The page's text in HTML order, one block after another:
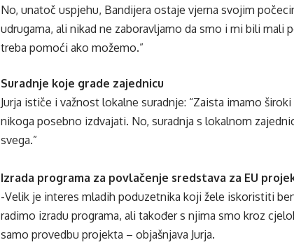
No, unatoč uspjehu, Bandijera ostaje vjerna svojim
udrugama, ali nikad ne zaboravljamo da smo i mi bili mali
treba pomoći ako možemo.”
Suradnje koje grade zajednicu
Jurja ističe i važnost lokalne suradnje: “Zaista imamo
nikoga posebno izdvajati. No, suradnja s lokalnom
svega.”
Izrada programa za povlačenje sredstava za EU
-Velik je interes mladih poduzetnika koji žele iskoristiti
radimo izradu programa, ali također s njima smo kroz
samo provedbu projekta – objašnjava Jurja.